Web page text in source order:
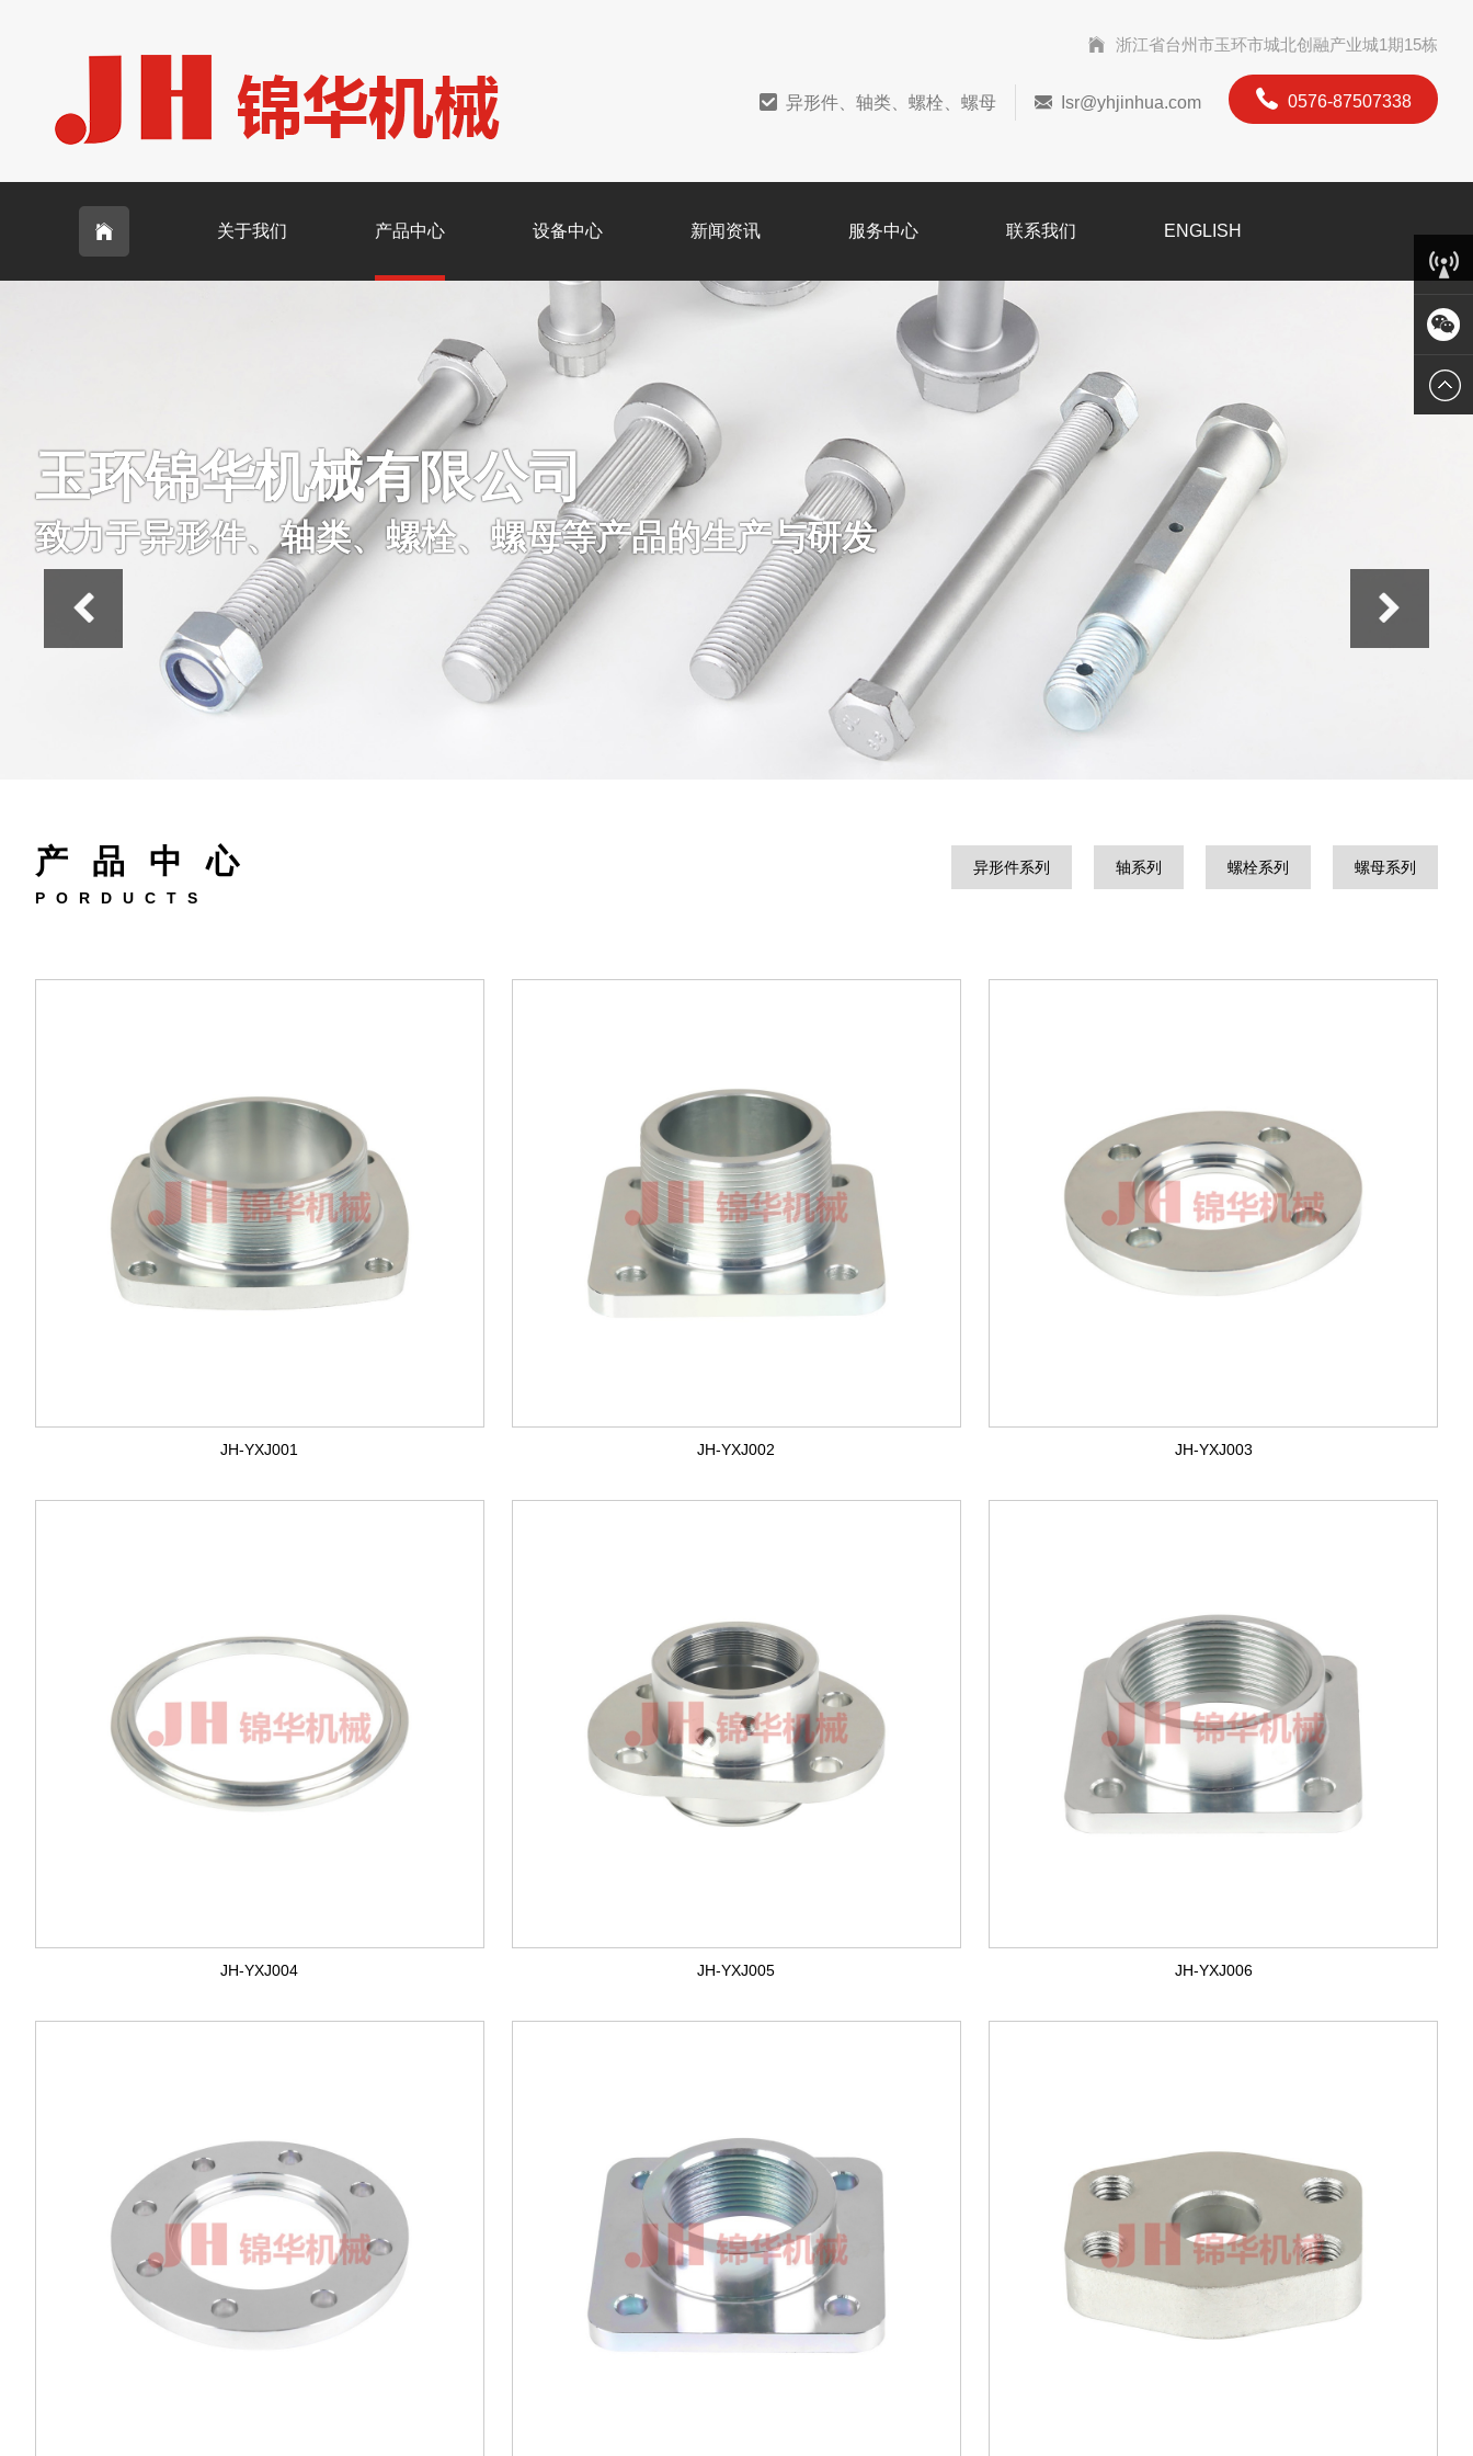
浙江省台州市玉环市城北创融产业城1期15栋
异形件、轴类、螺栓、螺母 Isr@yhjinhua.com 0576-87507338
 关于我们 产品中心 设备中心 新闻资讯 服务中心 联系我们 ENGLISH
玉环锦华机械有限公司
致力于异形件、轴类、螺栓、螺母等产品的生产与研发
产品中心
PORDUCTS
异形件系列 轴系列 螺栓系列 螺母系列
JH-YXJ001 JH-YXJ002 JH-YXJ003
JH-YXJ004 JH-YXJ005 JH-YXJ006
客服中
微信